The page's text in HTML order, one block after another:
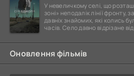
У невеличкому селі, що
зоні» неподалік лінії
давніх знайомих, які колись
часів. Село давно відрізане
Оновлення фільмів